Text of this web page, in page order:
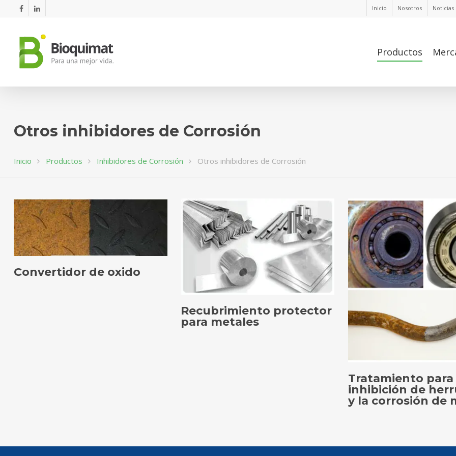
Inicio Nosotros Noticias
Productos
Otros inhibidores de Corrosión
Inicio Productos Inhibidores de Corrosión Otros inhibidores de Corrosión
Convertidor de oxido
Recubrimiento protector
para metales
SELECCIONAR
Tratamiento para
inhibición de
y la corrosión de